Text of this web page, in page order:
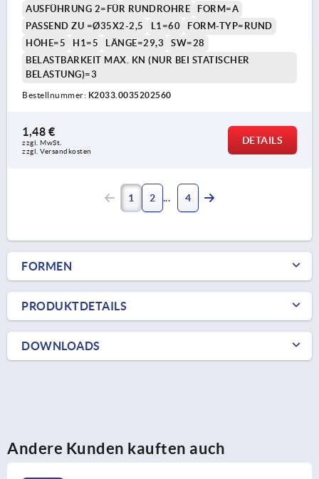
AUSFÜHRUNG 2=FÜR RUNDROHRE
FORM=A
PASSEND ZU =Ø35X2-2,5
L1=60
FORM-TYP=RUND
HÖHE=5
H1=5 LÄNGE=29,3
SW=28
BELASTBARKEIT MAX. KN (NUR BEI STATISCHER
BELASTUNG)=3
Bestellnummer: K2033.0035202560
1,48 €
zzgl. MwSt.
zzgl. Versandkosten
DETAILS
1 2 4
FORMEN
PRODUKTDETAILS
DOWNLOADS
Andere Kunden kauften auch